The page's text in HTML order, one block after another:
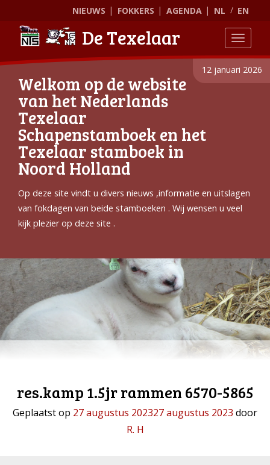
NIEUWS FOKKERS AGENDA NL EN
De Texelaar
12 januari 2026
Welkom op de website
van het Nederlands
Texelaar
Schapenstamboek en het
Texelaar stamboek in
Noord Holland
Op deze site vindt u divers nieuws ,informatie en uitslagen
van fokdagen van beide stamboeken . Wij wensen u veel
kijk plezier op deze site .
res.kamp 1.5jr rammen 6570-5865
Geplaatst op 27 augustus 202327 augustus 2023 door
R. H